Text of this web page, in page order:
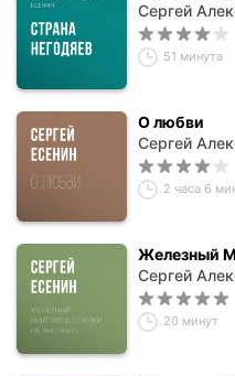
Сергей
51 минута
О любви
Сергей
2 часа 6
Железный
Сергей
20 минут